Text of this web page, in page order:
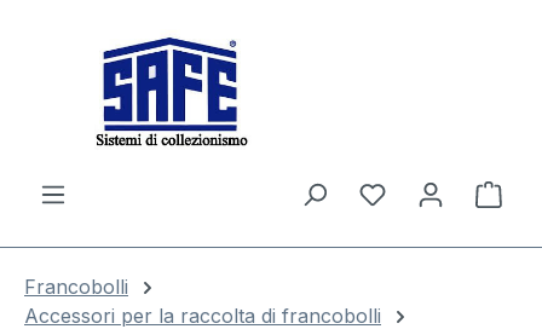
Il
Francobolli
Accessori per la raccolta di francobolli